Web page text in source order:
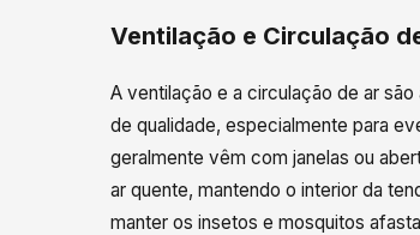
Ventilação e Circulação
A ventilação e a circulação de ar
de qualidade, especialmente para
geralmente vêm com janelas ou
ar quente, mantendo o interior da
manter os insetos e mosquitos